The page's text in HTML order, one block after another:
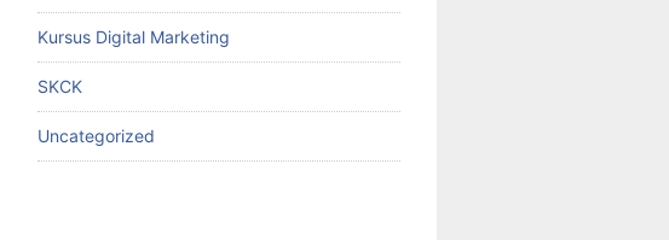
Kursus Digital Marketing
SKCK
Uncategorized